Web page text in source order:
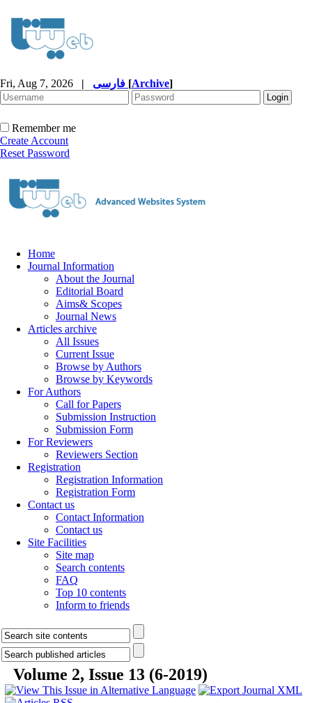
Fri, Aug 7, 2026 | [Archive]
Remember me
Create Account
Reset Password
Home
Journal Information
About the Journal
Editorial Board
Aims& Scopes
Journal News
Articles archive
All Issues
Current Issue
Browse by Authors
Browse by Keywords
For Authors
Call for Papers
Submission Instruction
Submission Form
For Reviewers
Reviewers Section
Registration
Registration Information
Registration Form
Contact us
Contact Information
Contact us
Site Facilities
Site map
Search contents
FAQ
Top 10 contents
Inform to friends
Volume 2, Issue 13 (6-2019)